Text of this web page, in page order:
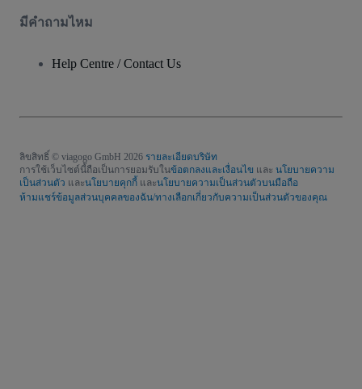
มีคําถามไหม
Help Centre / Contact Us
ลิขสิทธิ์ © viagogo GmbH 2026 รายละเอียดบริษัท
การใช้เว็บไซต์นี้ถือเป็นการยอมรับในข้อตกลงและเงื่อนไข และ นโยบายความ
เป็นส่วนตัว และนโยบายคุกกี้ และนโยบายความเป็นส่วนตัวบนมือถือ
ห้ามแชร์ข้อมูลส่วนบุคคลของฉัน/ทางเลือกเกี่ยวกับความเป็นส่วนตัวของคุณ